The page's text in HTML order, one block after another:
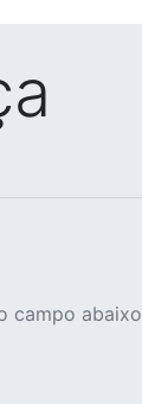
campo abaixo